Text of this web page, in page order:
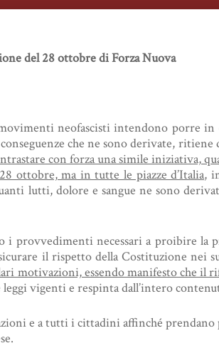
del 28 ottobre di Forza Nuova
neofascisti intendono porre
che ne sono derivate,
con forza una simile iniziativa,
ottobre, ma in tutte le piazze d’Italia,
lutti, dolore e sangue ne sono
provvedimenti necessari a proibire la
il rispetto della Costituzione nei
motivazioni, essendo manifesto che il
leggi vigenti e respinta dall’intero
e a tutti i cittadini affinché prendano